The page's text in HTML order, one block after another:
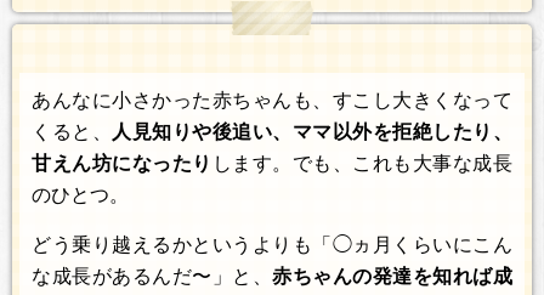
あんなに小さかった赤ちゃんも、すこし大きくなって
くると、
人見知りや後追い、ママ以外を拒絶したり、
甘えん坊になったり します。でも、これも大事な成長
のひとつ。
どう乗り越えるかというよりも「◯ヵ月くらいにこん
な成長があるんだ〜」と、赤ちゃんの発達を知れば成